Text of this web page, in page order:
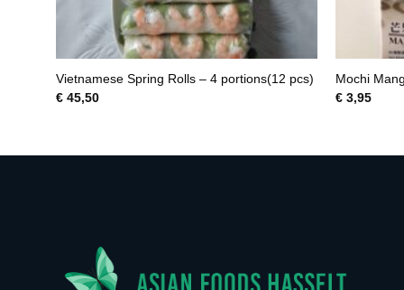
Vietnamese Spring Rolls – 4 portions(12 pcs)
€45,50
Mochi
€3,95